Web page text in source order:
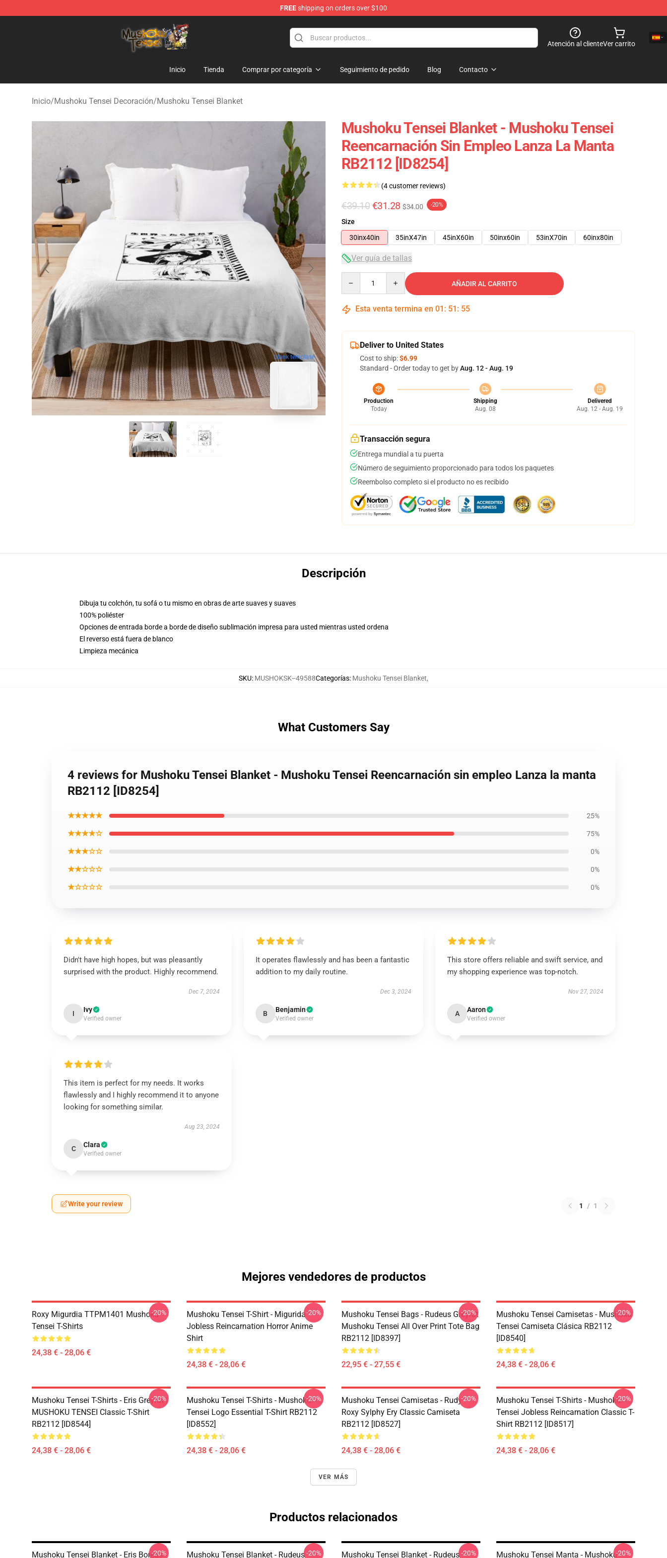
FREEshipping on orders over $100
Mushoku Tensei Store - Official Mushoku Tensei Merchandise Shop
Atención al clienteVer carrito
Inicio Tienda Comprar por categoría Seguimiento de pedido Blog Contacto
Inicio/Mushoku Tensei Decoración/Mushoku Tensei Blanket
blank template
Mushoku Tensei Blanket - Mushoku Tensei
Reencarnación Sin Empleo Lanza La Manta
RB2112 [ID8254]
(4 customer reviews)
€39.10 €31.28 $34.00 -20%
Size
30inx40in
35inX47in 45inX60in 50inx60in 53inX70in 60inx80in
Ver guía de tallas
AÑADIR AL CARRITO
Esta venta termina en 01 : 51 : 53
Deliver to United States
Cost to ship:$6.99
Standard - Order today to get byAug. 12 - Aug. 19
Production
Today
Shipping
Aug. 08
Delivered
Aug. 12 - Aug. 19
Transacción segura
Entrega mundial a tu puerta
Número de seguimiento proporcionado para todos los paquetes
Reembolso completo si el producto no es recibido
Descripción
Dibuja tu colchón, tu sofá o tu mismo en obras de arte suaves y suaves
100% poliéster
Opciones de entrada borde a borde de diseño sublimación impresa para usted mientras usted ordena
El reverso está fuera de blanco
Limpieza mecánica
SKU: MUSHOKSK--49588Categorías: Mushoku Tensei Blanket,
What Customers Say
4 reviews for Mushoku Tensei Blanket - Mushoku Tensei Reencarnación sin empleo Lanza la manta
RB2112 [ID8254]
★★★★★ 25%
★★★★☆ 75%
★★★☆☆ 0%
★★☆☆☆ 0%
★☆☆☆☆ 0%
Didn't have high hopes, but was pleasantly
surprised with the product. Highly recommend.
Dec 7, 2024
I Ivy
Verified owner
It operates flawlessly and has been a fantastic
addition to my daily routine.
Dec 3, 2024
B Benjamin
Verified owner
This store offers reliable and swift service, and
my shopping experience was top-notch.
Nov 27, 2024
A Aaron
Verified owner
This item is perfect for my needs. It works
flawlessly and I highly recommend it to anyone
looking for something similar.
Aug 23, 2024
C Clara
Verified owner
Write your review 1 / 1
Mejores vendedores de productos
Roxy Migurdia TTPM1401 Mushoku
Tensei T-Shirts
24,38 € - 28,06 €
-20%
Mushoku Tensei T-Shirt - Migurida
Jobless Reincarnation Horror Anime
Shirt
24,38 € - 28,06 €
-20%
Mushoku Tensei Bags - Rudeus Greyrat
Mushoku Tensei All Over Print Tote Bag
RB2112 [ID8397]
22,95 € - 27,55 €
-20%
Mushoku Tensei Camisetas - Mushoku
Tensei Camiseta Clásica RB2112
[ID8540]
24,38 € - 28,06 €
-20%
Mushoku Tensei T-Shirts - Eris Greyrat |
MUSHOKU TENSEI Classic T-Shirt
RB2112 [ID8544]
24,38 € - 28,06 €
-20%
Mushoku Tensei T-Shirts - Mushoku
Tensei Logo Essential T-Shirt RB2112
[ID8552]
24,38 € - 28,06 €
-20%
Mushoku Tensei Camisetas - Rudy
Roxy Sylphy Ery Classic Camiseta
RB2112 [ID8527]
24,38 € - 28,06 €
-20%
Mushoku Tensei T-Shirts - Mushoku
Tensei Jobless Reincarnation Classic T-
Shirt RB2112 [ID8517]
24,38 € - 28,06 €
-20%
VER MÁS
Productos relacionados
Mushoku Tensei Blanket - Eris Boreas -
-20%
Mushoku Tensei Blanket - Rudeus-20%
Mushoku Tensei Blanket - Rudeus-20%
Mushoku Tensei Manta - Mushoku-20%